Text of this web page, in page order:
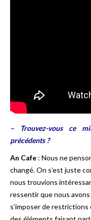
– Trouvez-vous ce
précédents ?
An Cafe : Nous ne
changé. On s’est juste
nous trouvions
ressentir que nous
s’imposer de